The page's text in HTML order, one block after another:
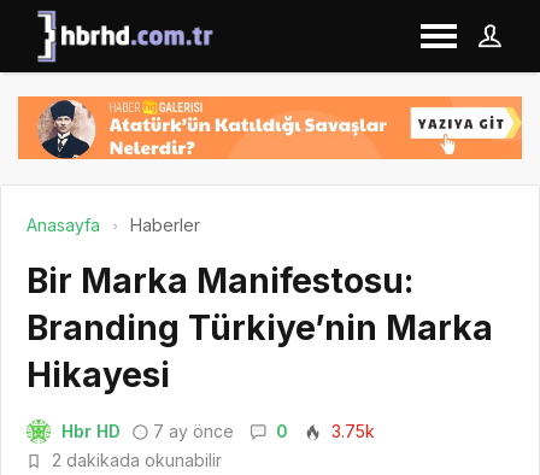
Anasayfa Haberler
Bir Marka Manifestosu:
Branding Türkiye’nin Marka
Hikayesi
Hbr HD 7 ay önce 0
3.75k
2 dakikada okunabilir